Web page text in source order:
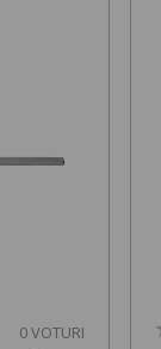
0 VOTURI